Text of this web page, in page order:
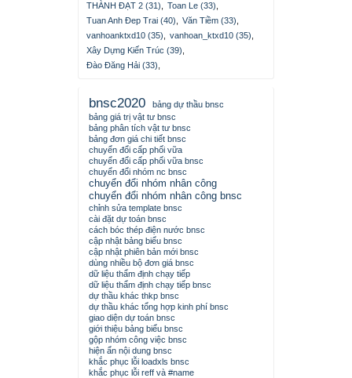
THÀNH ĐẠT 2 (31)
Toan Le (33)
Tuan Anh Đep Trai (40)
Văn Tiềm (33)
vanhoanktxd10 (35)
vanhoan_ktxd10 (35)
Xây Dựng Kiến Trúc (39)
Đào Đăng Hải (33)
bnsc2020
bảng dự thầu bnsc
bảng giá trị vật tư bnsc
bảng phân tích vật tư bnsc
bảng đơn giá chi tiết bnsc
chuyển đổi cấp phối vữa
chuyển đổi cấp phối vữa bnsc
chuyển đổi nhóm nc bnsc
chuyển đổi nhóm nhân công
chuyển đổi nhóm nhân công bnsc
chỉnh sửa template bnsc
cài đặt dự toán bnsc
cách bóc thép điện nước bnsc
cập nhật bảng biểu bnsc
cập nhật phiên bản mới bnsc
dùng nhiều bộ đơn giá bnsc
dữ liệu thẩm định chạy tiếp
dữ liệu thẩm định chạy tiếp bnsc
dự thầu khác thkp bnsc
dự thầu khác tổng hợp kinh phí bnsc
giao diện dự toán bnsc
giới thiệu bảng biểu bnsc
gộp nhóm công việc bnsc
hiện ẩn nội dung bnsc
khắc phục lỗi loadxls bnsc
khắc phục lỗi reff và #name